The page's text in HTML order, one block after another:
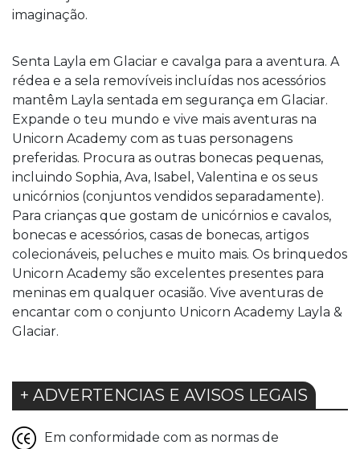
imaginação.
Senta Layla em Glaciar e cavalga para a aventura. A
rédea e a sela removíveis incluídas nos acessórios
mantêm Layla sentada em segurança em Glaciar.
Expande o teu mundo e vive mais aventuras na
Unicorn Academy com as tuas personagens
preferidas. Procura as outras bonecas pequenas,
incluindo Sophia, Ava, Isabel, Valentina e os seus
unicórnios (conjuntos vendidos separadamente).
Para crianças que gostam de unicórnios e cavalos,
bonecas e acessórios, casas de bonecas, artigos
colecionáveis, peluches e muito mais. Os brinquedos
Unicorn Academy são excelentes presentes para
meninas em qualquer ocasião. Vive aventuras de
encantar com o conjunto Unicorn Academy Layla &
Glaciar.
+ ADVERTENCIAS E AVISOS LEGAIS
Em conformidade com as normas de